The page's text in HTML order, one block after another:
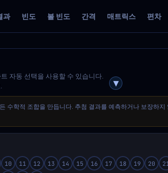
과 빈도 볼 빈도 간격 매트릭스 편차
자동 선택을 사용할 수 있습니다.
학적 조합을 만듭니다. 추첨 결과를 예측하거나 보장하
10 11 12 13 14 15 16 17 18 19 20 21